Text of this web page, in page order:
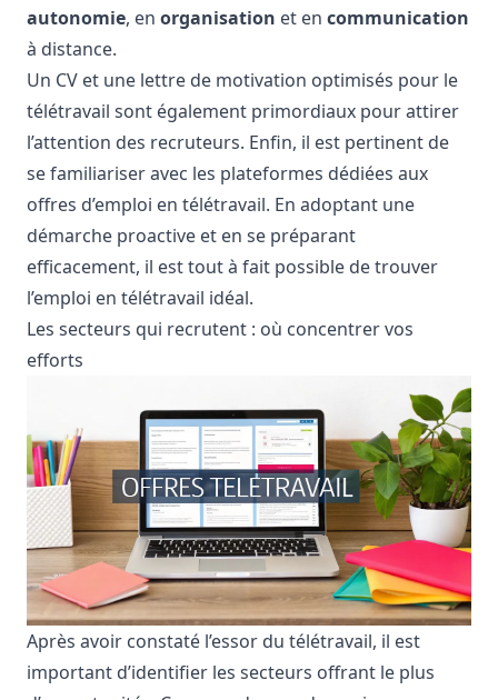
autonomie, en organisation et en communication
à distance.
Un CV et une lettre de motivation optimisés pour le
télétravail sont également primordiaux pour attirer
l’attention des recruteurs. Enfin, il est pertinent de
se familiariser avec les plateformes dédiées aux
offres d’emploi en télétravail. En adoptant une
démarche proactive et en se préparant
efficacement, il est tout à fait possible de trouver
l’emploi en télétravail idéal.
Les secteurs qui recrutent : où concentrer vos
efforts
Après avoir constaté l’essor du télétravail, il est
important d’identifier les secteurs offrant le plus